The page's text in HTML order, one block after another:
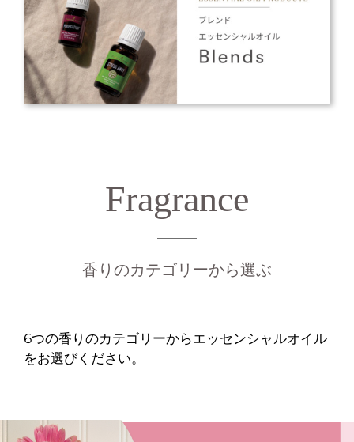
Fragrance
香りのカテゴリーから選ぶ
6つの香りのカテゴリーからエッセンシャルオイル
をお選びください。